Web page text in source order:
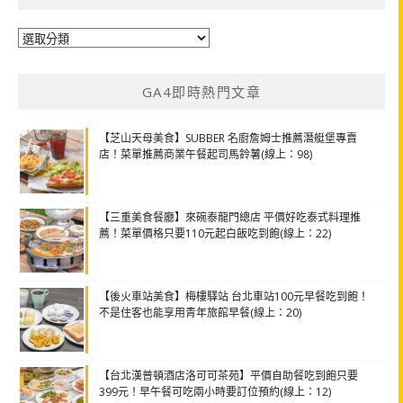
分
GA4即時熱門文章
【芝山天母美食】SUBBER 名廚詹姆士推薦潛艇堡專賣
店！菜單推薦商業午餐起司馬鈴薯(線上：98)
【三重美食餐廳】來碗泰龍門總店 平價好吃泰式料理推
薦！菜單價格只要110元起白飯吃到飽(線上：22)
【後火車站美食】梅樓驛站 台北車站100元早餐吃到飽！
不是住客也能享用青年旅館早餐(線上：20)
【台北漢普頓酒店洛可可茶苑】平價自助餐吃到飽只要
399元！早午餐可吃兩小時要訂位預約(線上：12)